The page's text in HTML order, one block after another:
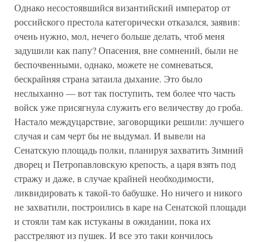
Однако несостоявшийся византийский император от
российского престола категорически отказался, заявив:
очень нужно, мол, нечего больше делать, чтоб меня
задушили как папу? Опасения, вне сомнений, были не
беспочвенными, однако, можете не сомневаться,
бескрайняя страна затаила дыхание. Это было
неслыханно — вот так поступить, тем более что часть
войск уже присягнула служить его величеству до гроба.
Настало междуцарствие, заговорщики решили: лучшего
случая и сам черт бы не выдумал. И вывели на
Сенатскую площадь полки, планируя захватить Зимний
дворец и Петропавловскую крепость, а царя взять под
стражу и даже, в случае крайней необходимости,
ликвидировать к такой-то бабушке. Но ничего и никого
не захватили, построились в каре на Сенатской площади
и стояли там как истуканы в ожидании, пока их
расстреляют из пушек. И все это таки кончилось